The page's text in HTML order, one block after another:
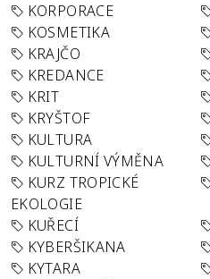
KORPORACE
KOSMETIKA
KRAJČO
KREDANCE
KRIT
KRYŠTOF
KULTURA
KULTURNÍ VÝMĚNA
KURZ TROPICKÉ
EKOLOGIE
KUŘECÍ
KYBERŠIKANA
KYTARA